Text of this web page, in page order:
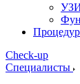
Cheсk-up
Специалисты